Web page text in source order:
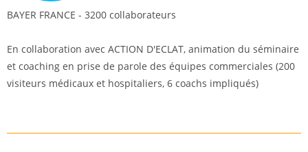
BAYER FRANCE - 3200 collaborateurs
En collaboration avec ACTION D'ECLAT, animation du séminaire
et coaching en prise de parole des équipes commerciales (200
visiteurs médicaux et hospitaliers, 6 coachs impliqués)